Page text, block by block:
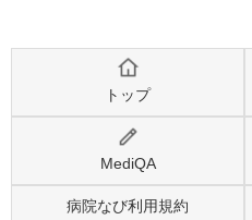
トップ
MediQA
病院なび利用規約